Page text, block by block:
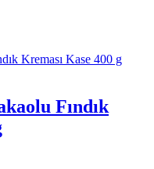
Fındık